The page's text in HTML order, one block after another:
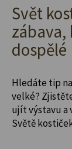
Svět
dospělé
Hledáte tip
velké?
ujít výstavu a
Světě